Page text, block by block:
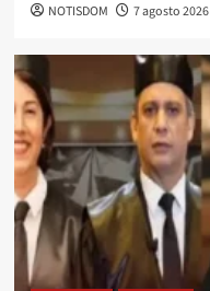
NOTISDOM 7 agosto 2026